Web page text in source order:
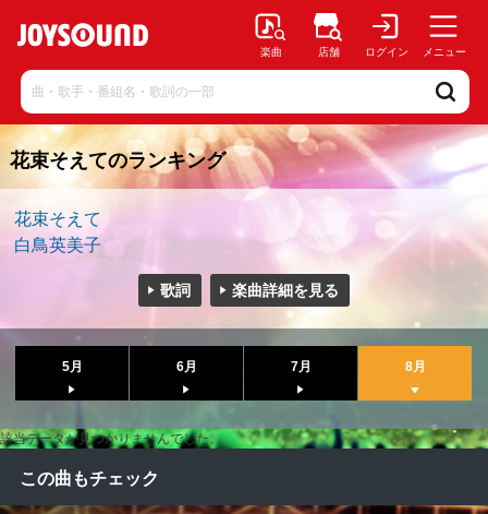
楽曲 店舗 ログイン メニュー
花束そえてのランキング
花束そえて
白鳥英美子
歌詞 楽曲詳細を見る
5月 6月 7月 8月
該当データが見つかりませんでした。
この曲もチェック